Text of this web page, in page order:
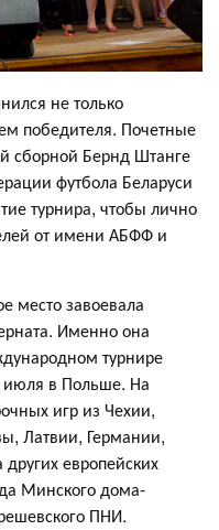
не только
победителя. Почетные
сборной Бернд Штанге
футбола Беларуси
турнира, чтобы лично
от имени АБФФ и
место завоевала
Именно она
турнире
июля в Польше. На
игр из Чехии,
Латвии, Германии,
европейских
Минского дома-
ПНИ.